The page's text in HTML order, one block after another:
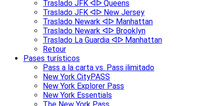
Traslado JFK ᐊᐅ Queens
Traslado JFK ᐊᐅ New Jersey
Traslado Newark ᐊᐅ Manhattan
Traslado Newark ᐊᐅ Brooklyn
Traslado La Guardia ᐊᐅ Manhattan
Retour
Pases turísticos
Pass a la carta vs. Pass ilimitado
New York CityPASS
New York Explorer Pass
New York Essentials